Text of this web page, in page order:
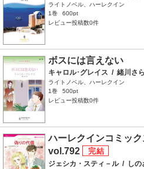
ライトノベル、ハーレクイン
1巻
600pt
レビュー投稿数0件
ボスには言えない
キャロル･グレイス / 緒川さら
ライトノベル、ハーレクイン
1巻
500pt
レビュー投稿数0件
ハーレクインコミッ
vol.792
ジェシカ・スティ－ル / しの